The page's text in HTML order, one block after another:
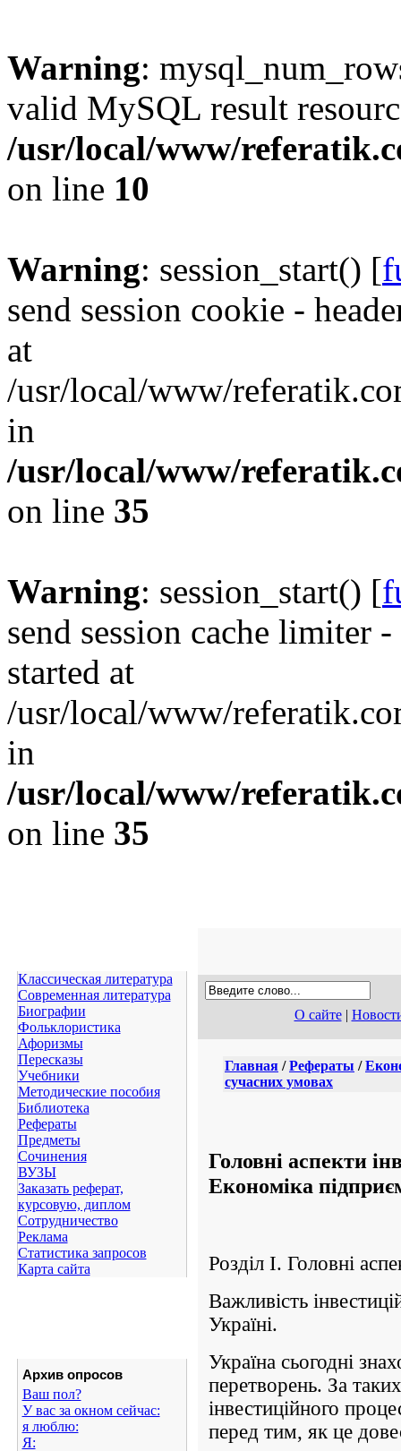
Warning:
valid MySQL result
/usr/local/www/
on line 10
Warning: session_start() [
send session cookie -
at
/usr/local/www/
in
/usr/local/www/
on line 35
Warning: session_start() [
send session cache limiter
started at
/usr/local/www/
in
/usr/local/www/
on line 35
Классическая литература
Современная литература
Биографии
Фольклористика
Афоризмы
Пересказы
Учебники
Методические пособия
Библиотека
Рефераты
Предметы
Сочинения
ВУЗЫ
Заказать реферат,
курсовую, диплом
Сотрудничество
Реклама
Статистика запросов
Карта сайта
Архив опросов
Ваш пол?
У вас за окном сейчас:
я люблю:
Я:
О сайте|
Главная /Рефераты /
сучасних умовах
Головні аспекти
Економіка
Розділ I. Головні
Важливість
Україні.
Україна сьогодні
перетворень. За
інвестиційного
перед тим, як це